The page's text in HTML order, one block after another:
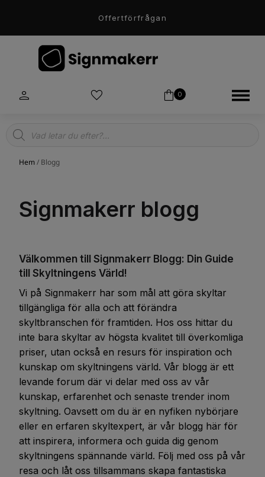
Offertförfrågan
0
Products
search
Hem/ Blogg
Signmakerr blogg
Välkommen till Signmakerr Blogg: Din Guide
till Skyltningens Värld!
Vi på Signmakerr har som mål att göra skyltar
tillgängliga för alla och att förändra
skyltbranschen för framtiden. Hos oss hittar du
inte bara skyltar av högsta kvalitet till överkomliga
priser, utan också en resurs för inspiration och
kunskap om skyltningens värld. Vår blogg är ett
levande forum där vi delar med oss av vår
kunskap, erfarenhet och senaste trender inom
skyltning. Oavsett om du är en nyfiken nybörjare
eller en erfaren skyltexpert, är vår blogg här för
att inspirera, informera och guida dig genom
skyltningens spännande värld. Följ med oss på vår
resa och låt oss tillsammans skapa fantastiska